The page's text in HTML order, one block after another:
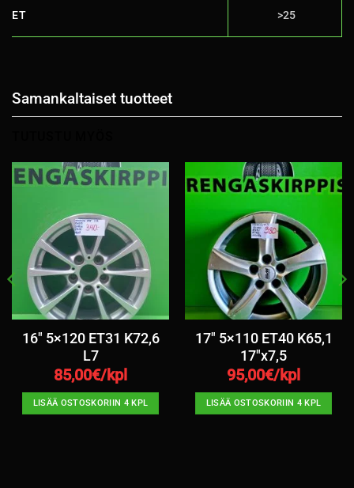
ET >25
Samankaltaiset tuotteet
16″ 5×120 ET31 K72,6
L7
85,00€/kpl
LISÄÄ OSTOSKORIIN 4 KPL
17″ 5×110 ET40 K65,1
17″x7,5
95,00€/kpl
LISÄÄ OSTOSKORIIN 4 KPL